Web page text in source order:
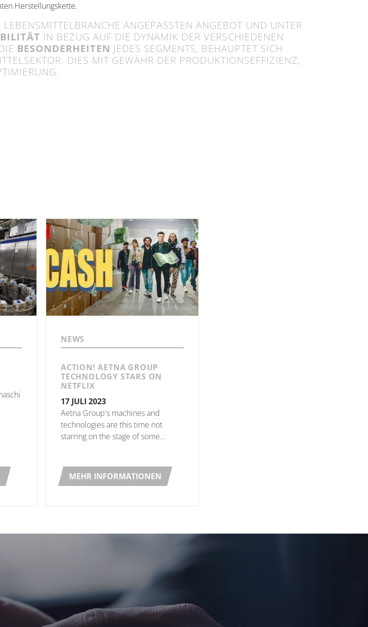
Herstellungskette.
ANGEPASSTEN ANGEBOT UND UNTER
IN BEZUG AUF DIE DYNAMIK DER VERSCHIEDENEN
BESONDERHEITEN JEDES SEGMENTS, BEHAUPTET SICH
DIES MIT GEWÄHR DER PRODUKTIONSEFFIZIENZ,
NEWS
ACTION! AETNA GROUP
TECHNOLOGY STARS ON
NETFLIX
17 JULI 2023
Aetna Group's machines and
technologies are this time not
starring on the stage of some
TV screen.
MEHR INFORMATIONEN